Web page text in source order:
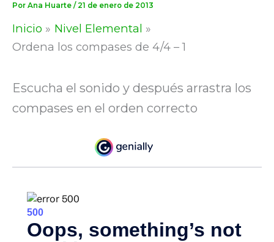
Por Ana Huarte / 21 de enero de 2013
Inicio
Nivel Elemental
Ordena los compases de 4/4 – 1
Escucha el sonido y después arrastra los
compases en el orden correcto